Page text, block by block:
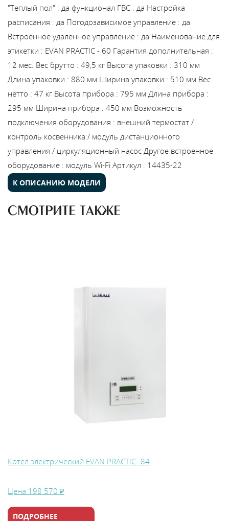
"Теплый пол" : да функционал ГВС : да Настройка
расписания : да Погодозависимое управление : да
Встроенное удаленное управление : да Наименование для
этикетки : EVAN PRACTIC - 60 Гарантия дополнительная :
12 мес. Вес брутто : 49,5 кг Высота упаковки : 310 мм
Длина упаковки : 880 мм Ширина упаковки : 510 мм Вес
нетто : 47 кг Высота прибора : 795 мм Длина прибора :
295 мм Ширина прибора : 450 мм Возможность
подключения оборудования : внешний термостат /
контроль косвенника / модуль дистанционного
управления / циркуляционный насос Другое встроенное
оборудование : модуль Wi-Fi Артикул : 14435-22
К ОПИСАНИЮ МОДЕЛИ
СМОТРИТЕ ТАКЖЕ
Котел электрический EVAN PRACTIC- 84
Цена 198 570 ₽
ПОДРОБНЕЕ